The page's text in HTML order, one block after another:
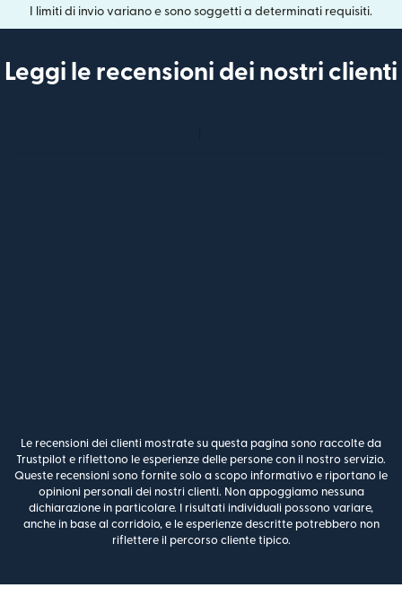
I limiti di invio variano e sono soggetti a determinati requisiti.
Leggi le recensioni dei nostri clienti
Le recensioni dei clienti mostrate su questa pagina sono raccolte da
Trustpilot e riflettono le esperienze delle persone con il nostro servizio.
Queste recensioni sono fornite solo a scopo informativo e riportano le
opinioni personali dei nostri clienti. Non appoggiamo nessuna
dichiarazione in particolare. I risultati individuali possono variare,
anche in base al corridoio, e le esperienze descritte potrebbero non
riflettere il percorso cliente tipico.